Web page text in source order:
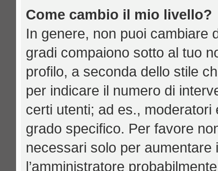
Come cambio il mio livello?
In genere, non puoi cambiare
gradi compaiono sotto al tuo
profilo, a seconda dello stile
per indicare il numero di
certi utenti; ad es.,
grado specifico. Per favore
necessari solo per
l’amministratore